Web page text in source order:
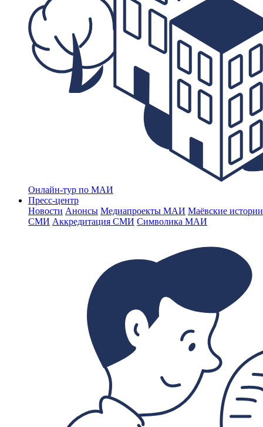
Онлайн-тур по МАИ
Пресс-центр
Новости Анонсы Медиапроекты МАИ Маёвские
СМИ Аккредитация СМИ Символика МАИ